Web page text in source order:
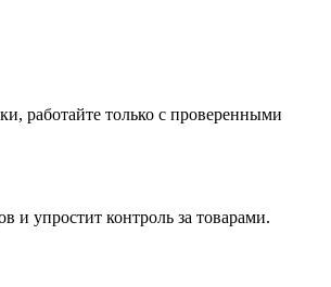
работайте только с проверенными
и упростит контроль за товарами.